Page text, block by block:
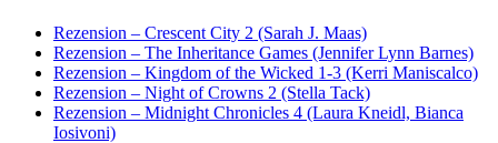
Rezension – Crescent City 2 (Sarah J. Maas)
Rezension – The Inheritance Games (Jennifer Lynn Barnes)
Rezension – Kingdom of the Wicked 1-3 (Kerri Maniscalco)
Rezension – Night of Crowns 2 (Stella Tack)
Rezension – Midnight Chronicles 4 (Laura Kneidl, Bianca
Iosivoni)